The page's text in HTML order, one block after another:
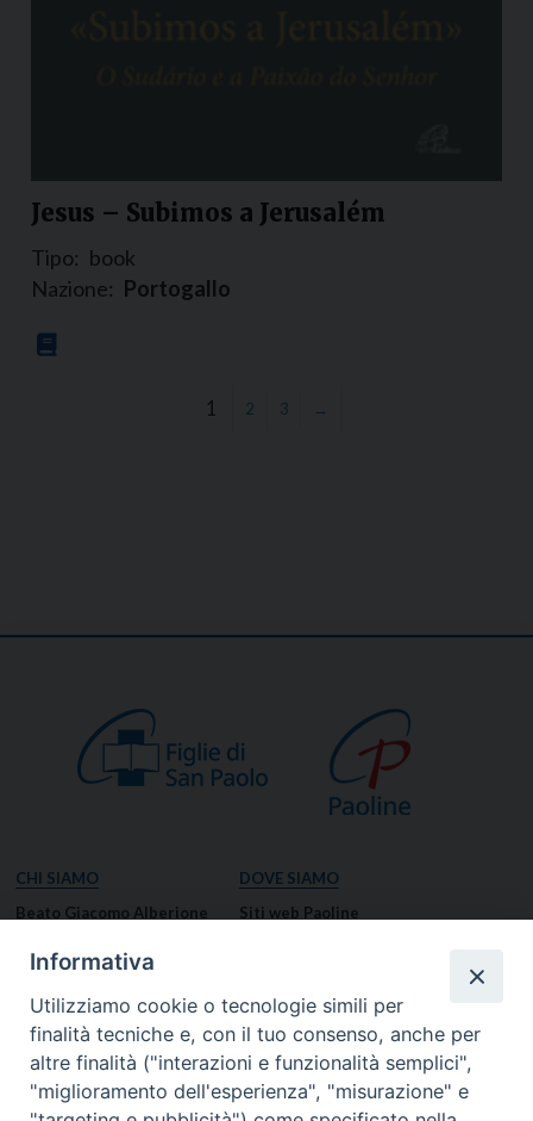
Jesus – Subimos a Jerusalém
Tipo: book
Nazione: Portogallo
1 2 3 →
CHI SIAMO
Beato Giacomo Alberione
Missione Paolina
Luoghi delle Origini
Governo Generale
DOVE SIAMO
Siti web Paoline
Notizie dal governo generale
Notizie in breve
RISORSE
Informativa
Utilizziamo cookie o tecnologie simili per
finalità tecniche e, con il tuo consenso, anche per
altre finalità ("interazioni e funzionalità semplici",
"miglioramento dell'esperienza", "misurazione" e